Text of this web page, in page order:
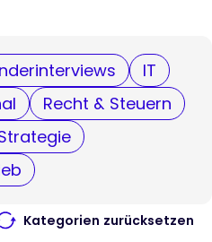
IT
Recht & Steuern
Kategorien zurücksetzen